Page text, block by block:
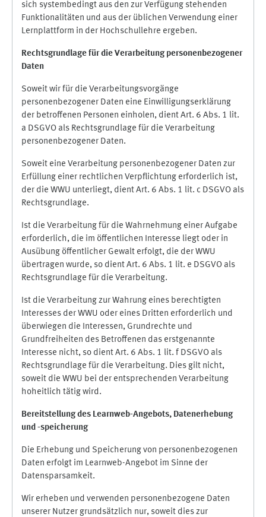
sich systembedingt aus den zur Verfügung stehenden
Funktionalitäten und aus der üblichen Verwendung einer
Lernplattform in der Hochschullehre ergeben.
Rechtsgrundlage für die Verarbeitung personenbezogener
Daten
Soweit wir für die Verarbeitungsvorgänge
personenbezogener Daten eine Einwilligungserklärung
der betroffenen Personen einholen, dient Art. 6 Abs. 1 lit.
a DSGVO als Rechtsgrundlage für die Verarbeitung
personenbezogener Daten.
Soweit eine Verarbeitung personenbezogener Daten zur
Erfüllung einer rechtlichen Verpflichtung erforderlich ist,
der die WWU unterliegt, dient Art. 6 Abs. 1 lit. c DSGVO als
Rechtsgrundlage.
Ist die Verarbeitung für die Wahrnehmung einer Aufgabe
erforderlich, die im öffentlichen Interesse liegt oder in
Ausübung öffentlicher Gewalt erfolgt, die der WWU
übertragen wurde, so dient Art. 6 Abs. 1 lit. e DSGVO als
Rechtsgrundlage für die Verarbeitung.
Ist die Verarbeitung zur Wahrung eines berechtigten
Interesses der WWU oder eines Dritten erforderlich und
überwiegen die Interessen, Grundrechte und
Grundfreiheiten des Betroffenen das erstgenannte
Interesse nicht, so dient Art. 6 Abs. 1 lit. f DSGVO als
Rechtsgrundlage für die Verarbeitung. Dies gilt nicht,
soweit die WWU bei der entsprechenden Verarbeitung
hoheitlich tätig wird.
Bereitstellung des Learnweb-Angebots, Datenerhebung
und -speicherung
Die Erhebung und Speicherung von personenbezogenen
Daten erfolgt im Learnweb-Angebot im Sinne der
Datensparsamkeit.
Wir erheben und verwenden personenbezogene Daten
unserer Nutzer grundsätzlich nur, soweit dies zur